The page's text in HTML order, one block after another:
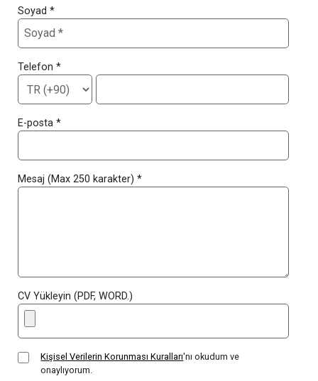
Soyad *
Telefon *
E-posta *
Mesaj (Max 250 karakter) *
CV Yükleyin (PDF, WORD.)
Kişisel Verilerin Korunması Kuralları'nı okudum ve
onaylıyorum.